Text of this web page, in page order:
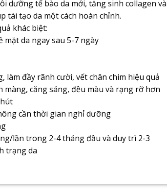
dưỡng tế bào da mới, tăng sinh collagen và
tái tạo da một cách hoàn chỉnh.
khác biệt:
mặt da ngay sau 5-7 ngày
làm đầy rãnh cười, vết chân chim hiệu quả
màng, căng sáng, đều màu và rạng rỡ hơn
cần thời gian nghỉ dưỡng
lần trong 2-4 tháng đầu và duy trì 2-3
trạng da